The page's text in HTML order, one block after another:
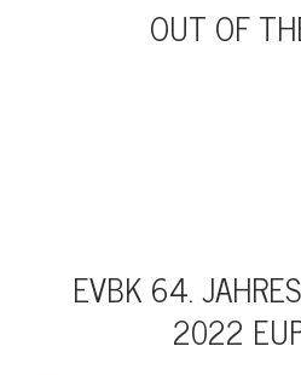
OUT OF
EVBK 64.
2022